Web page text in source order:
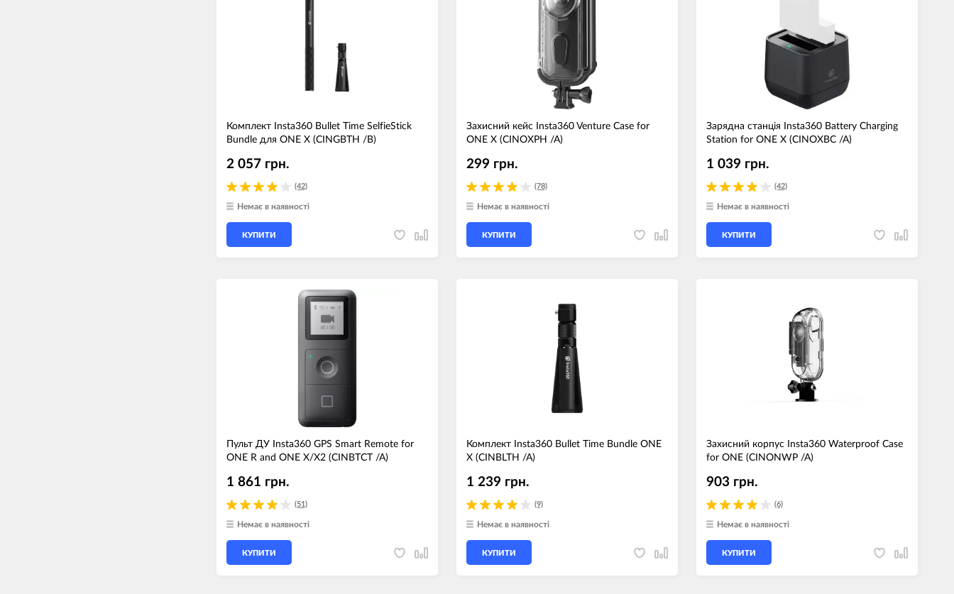
Комплект Insta360 Bullet Time SelfieStick
Bundle для ONE X (CINGBTH /B)
(42)
2 057 грн.
Немає в наявності
КУПИТИ
Захисний кейс Insta360 Venture Case for
ONE X (CINOXPH /A)
(78)
299 грн.
Немає в наявності
КУПИТИ
Зарядна станція Insta360 Battery Charging
Station for ONE X (CINOXBC /A)
(42)
1 039 грн.
Немає в наявності
КУПИТИ
Пульт ДУ Insta360 GPS Smart Remote for
ONE R and ONE X/X2 (CINBTCT /A)
(51)
1 861 грн.
Немає в наявності
КУПИТИ
Комплект Insta360 Bullet Time Bundle ONE
X (CINBLTH /A)
(9)
1 239 грн.
Немає в наявності
КУПИТИ
Захисний корпус Insta360 Waterproof Case
for ONE (CINONWP /A)
(6)
903 грн.
Немає в наявності
КУПИТИ